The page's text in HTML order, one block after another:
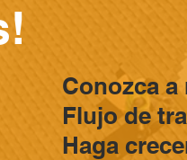
Conozca
Flujo de
Haga